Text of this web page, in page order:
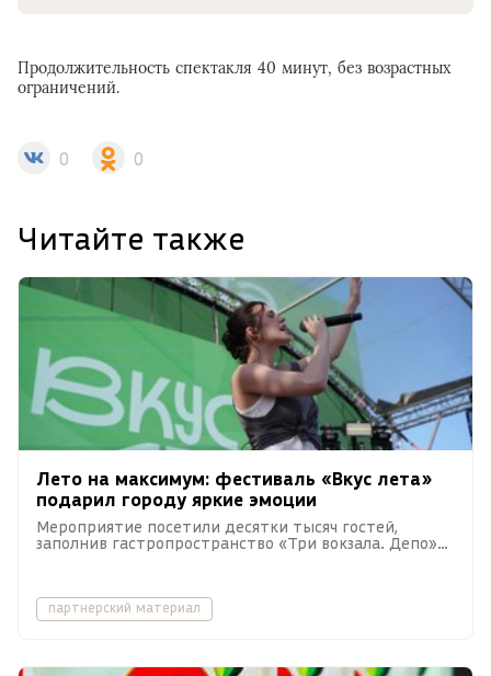
Продолжительность спектакля 40 минут, без возрастных
ограничений.
0 0
Читайте также
Лето на максимум: фестиваль «Вкус лета»
подарил городу яркие эмоции
Мероприятие посетили десятки тысяч гостей,
заполнив гастропространство «Три вокзала. Депо»
партнерский материал